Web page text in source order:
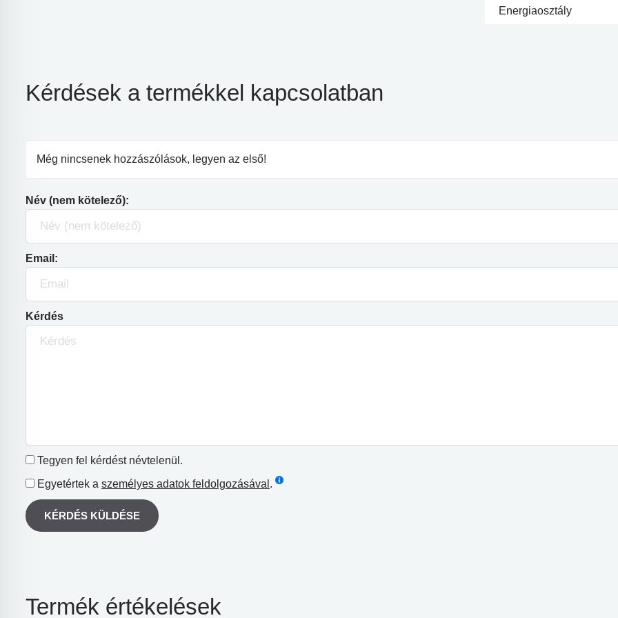
Energiaosztály
Kérdések a termékkel kapcsolatban
Még nincsenek hozzászólások, legyen az első!
Név (nem kötelező):
Email:
Kérdés
Tegyen fel kérdést névtelenül.
Egyetértek a személyes adatok feldolgozásával .
KÉRDÉS KÜLDÉSE
Termék értékelések